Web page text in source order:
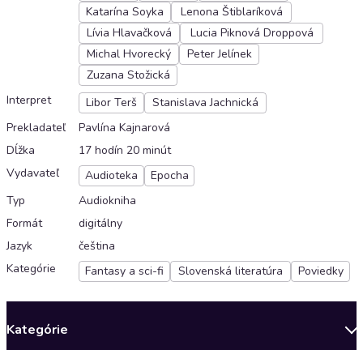
Katarína Soyka
Lenona Štiblaríková
Lívia Hlavačková
Lucia Piknová Droppová
Michal Hvorecký
Peter Jelínek
Zuzana Stožická
Interpret
Libor Terš
Stanislava Jachnická
Prekladateľ
Pavlína Kajnarová
Dĺžka
17 hodín 20 minút
Vydavateľ
Audioteka
Epocha
Typ
Audiokniha
Formát
digitálny
Jazyk
čeština
Kategórie
Fantasy a sci-fi Slovenská literatúra Poviedky
Kategórie